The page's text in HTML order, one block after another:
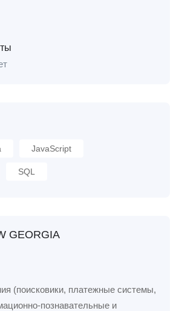
JavaScript
SQL
GEORGIA
(поисковики, платежные системы,
познавательные и